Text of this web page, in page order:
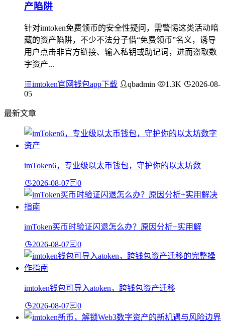
产陷阱
针对imtoken免费领币的安全性疑问，需警惕这类活动暗
藏的资产陷阱，不少不法分子借“免费领币”名义，诱导
用户点击非官方链接、输入私钥或助记词，进而盗取数
字资产...
imtoken官网钱包app下载 qbadmin 1.3K
2026-08-
05
最新文章
imToken6，专业级以太币钱包，守护你的以太坊数
2026-08-07 0
imToken买币时验证闪退怎么办？原因分析+实用解
2026-08-07 0
imtoken钱包可导入atoken，跨钱包资产迁移
2026-08-07 0